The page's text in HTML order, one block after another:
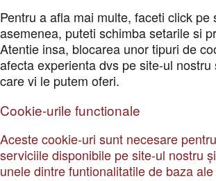
Pentru a afla mai multe, faceti click pe
asemenea, puteti schimba setarile si
Atentie insa, blocarea unor tipuri de
afecta experienta dvs pe site-ul
care vi le putem oferi.
Cookie-urile functionale
Aceste cookie-uri sunt necesare
serviciile disponibile pe site-ul nostru
unele dintre funtionalitatile de baza